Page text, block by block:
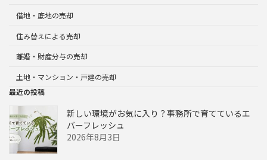
借地・底地の売却
住み替えによる売却
離婚・財産分与の売却
土地・マンション・戸建の売却
最近の投稿
新しい環境がお気に入り？事務所で育てているエ
バーフレッシュ
2026年8月3日